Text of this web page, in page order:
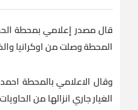
قال مصدر إعلامي بمحطة
المحطة وصلت من اوكرانيا
الغيار جاري انزالها من